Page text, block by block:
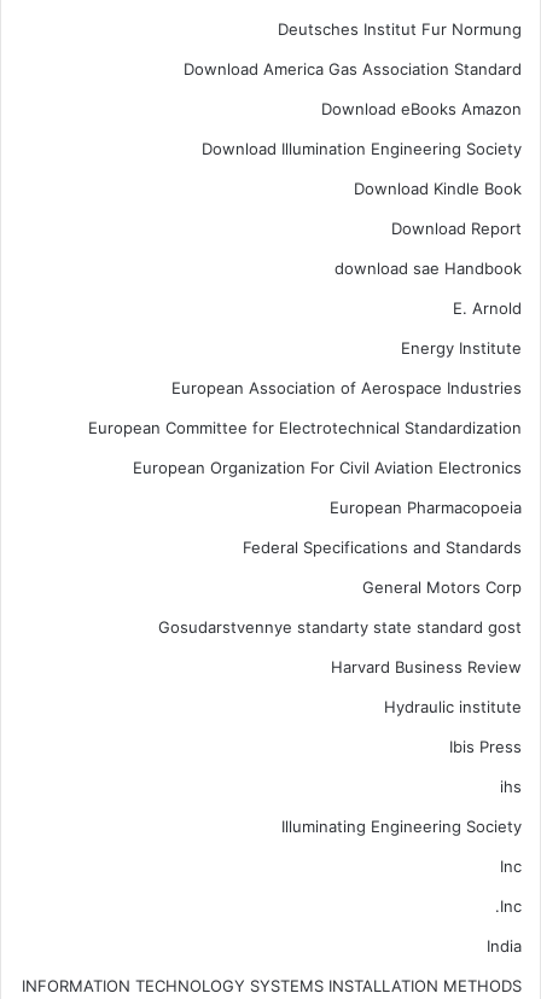
Deutsches Institut Fur Normung
Download America Gas Association Standard
Download eBooks Amazon
Download Illumination Engineering Society
Download Kindle Book
Download Report
download sae Handbook
E. Arnold
Energy Institute
European Association of Aerospace Industries
European Committee for Electrotechnical Standardization
European Organization For Civil Aviation Electronics
European Pharmacopoeia
Federal Specifications and Standards
General Motors Corp
Gosudarstvennye standarty state standard gost
Harvard Business Review
Hydraulic institute
Ibis Press
ihs
Illuminating Engineering Society
Inc
Inc.
India
INFORMATION TECHNOLOGY SYSTEMS INSTALLATION METHODS